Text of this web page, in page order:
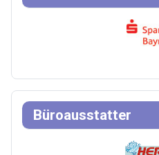
Büroausstatter